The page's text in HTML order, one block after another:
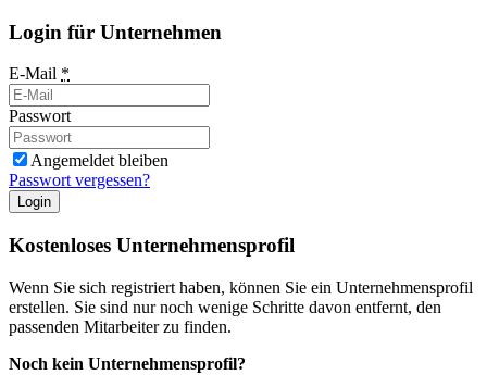
Login für Unternehmen
E-Mail *
Passwort
Angemeldet bleiben
Passwort vergessen?
Login
Kostenloses Unternehmensprofil
Wenn Sie sich registriert haben, können Sie ein Unternehmensprofil
erstellen. Sie sind nur noch wenige Schritte davon entfernt, den
passenden Mitarbeiter zu finden.
Noch kein Unternehmensprofil?